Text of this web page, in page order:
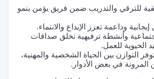
للترقي والتدريب ضمن فريق يؤمن بنمو
وداعمة تعزز الإبداع والانتماء.
وأنشطة ترفيهية تخلق صداقات
الحيوية للعمل.
التوازن بين الحياة الشخصية والمهنية،
في بعض الأدوار.